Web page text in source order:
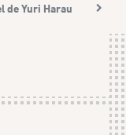
de Yuri Harauski,